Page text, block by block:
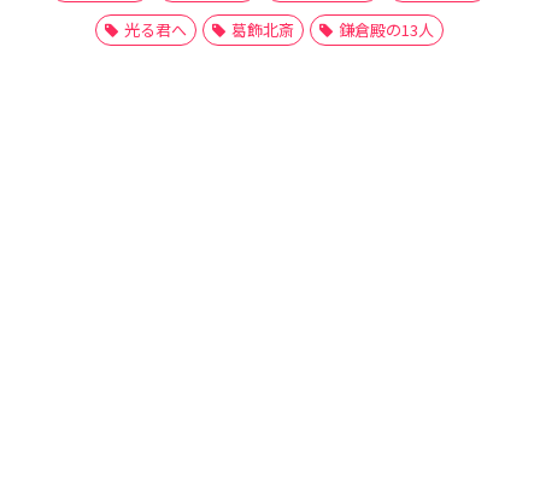
光る君へ
葛飾北斎 鎌倉殿の13人